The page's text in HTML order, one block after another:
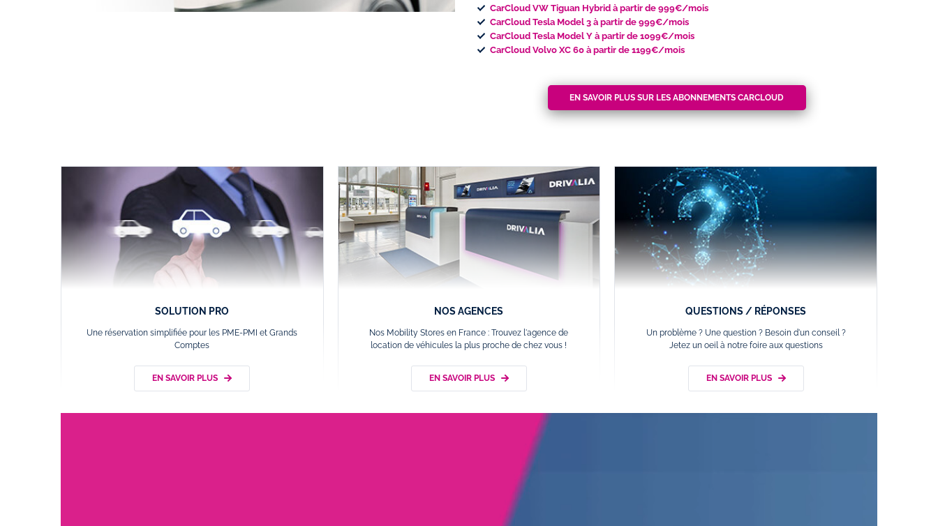
CarCloud VW Tiguan Hybrid à partir de 999€/mois
CarCloud Tesla Model 3 à partir de 999€/mois
CarCloud Tesla Model Y à partir de 1099€/mois
CarCloud Volvo XC 60 à partir de 1199€/mois
EN SAVOIR PLUS SUR LES ABONNEMENTS CARCLOUD
SOLUTION PRO
Une réservation simplifiée pour les PME-PMI et Grands
Comptes
EN SAVOIR PLUS
NOS AGENCES
Nos Mobility Stores en France : Trouvez l'agence de
location de véhicules la plus proche de chez vous !
EN SAVOIR PLUS
QUESTIONS / RÉPONSES
Un problème ? Une question ? Besoin d'un conseil ?
Jetez un oeil à notre foire aux questions
EN SAVOIR PLUS